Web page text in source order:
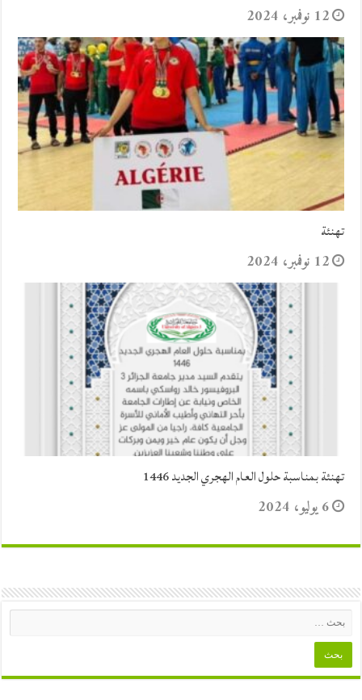
12 نوفمبر، 2024
تهنئة
12 نوفمبر، 2024
تهنئة بمناسبة حلول العام الهجري الجديد 1446
6 يوليو، 2024